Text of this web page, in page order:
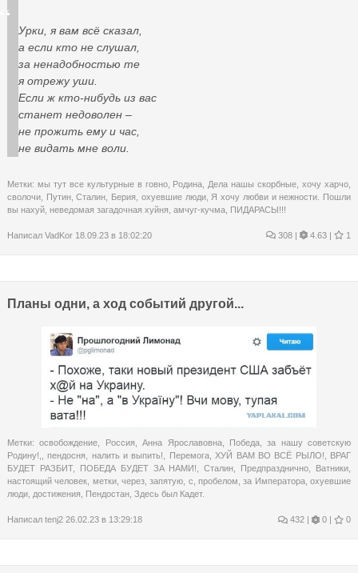
Урки, я вам всё сказал,
а если кто не слушал,
за ненадобностью те
я отрежу уши.
Если ж кто-нибудь из вас
станет недоволен –
не прожить ему и час,
не видать мне воли.
Метки: мы тут все культурные в говно, Родина Дела нашы скорбные ,хочу харчо
сволочи
Путин,Сталин Берия охуевшие люди, Я хочу любви и нежности. Пошли
вы нахуй неведомая загадочная хуйня амчуг-кучма ПИДАРАСЫ!!!
Написал VadKor 18.09.23 в 18:02:20 308 | 4.63 | 1
Планы одни, а ход событий другой...
Метки:освобождение Россия ,Анна Ярославовна, Победа,за нашу советскую
Родину!,
,пендосня налить и выпить! Перемога, ХУЙ ВАМ ВО ВСЁ РЫЛО!
ВРАГ
БУДЕТ РАЗБИТ, ПОБЕДА БУДЕТ ЗА НАМИ! ,Сталин Предпразднично Ватники
настоящий человек метки,через ,запятую с ,пробелом ,за Императора,охуевшие
люди достижения Пендостан Здесь был Кадет.
Написал tenj2 26.02.23 в 13:29:18 432 0 | 0